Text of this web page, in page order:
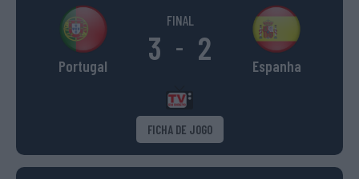
Portugal
FINAL
3 - 2 Espanha
FICHA DE JOGO